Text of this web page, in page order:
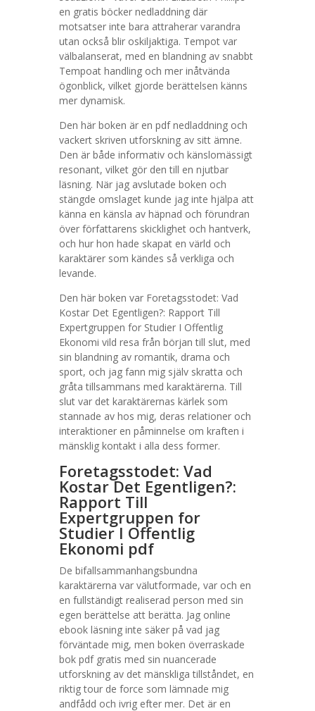
en gratis böcker nedladdning där
motsatser inte bara attraherar varandra
utan också blir oskiljaktiga. Tempot var
välbalanserat, med en blandning av snabbt
Tempoat handling och mer inåtvända
ögonblick, vilket gjorde berättelsen känns
mer dynamisk.
Den här boken är en pdf nedladdning och
vackert skriven utforskning av sitt ämne.
Den är både informativ och känslomässigt
resonant, vilket gör den till en njutbar
läsning. När jag avslutade boken och
stängde omslaget kunde jag inte hjälpa att
känna en känsla av häpnad och förundran
över författarens skicklighet och hantverk,
och hur hon hade skapat en värld och
karaktärer som kändes så verkliga och
levande.
Den här boken var Foretagsstodet: Vad
Kostar Det Egentligen?: Rapport Till
Expertgruppen for Studier I Offentlig
Ekonomi vild resa från början till slut, med
sin blandning av romantik, drama och
sport, och jag fann mig själv skratta och
gråta tillsammans med karaktärerna. Till
slut var det karaktärernas kärlek som
stannade av hos mig, deras relationer och
interaktioner en påminnelse om kraften i
mänsklig kontakt i alla dess former.
Foretagsstodet: Vad
Kostar Det Egentligen?:
Rapport Till
Expertgruppen for
Studier I Offentlig
Ekonomi pdf
De bifallsammanhangsbundna
karaktärerna var välutformade, var och en
en fullständigt realiserad person med sin
egen berättelse att berätta. Jag online
ebook läsning inte säker på vad jag
förväntade mig, men boken överraskade
bok pdf gratis med sin nuancerade
utforskning av det mänskliga tillståndet, en
riktig tour de force som lämnade mig
andfådd och ivrig efter mer. Det är en